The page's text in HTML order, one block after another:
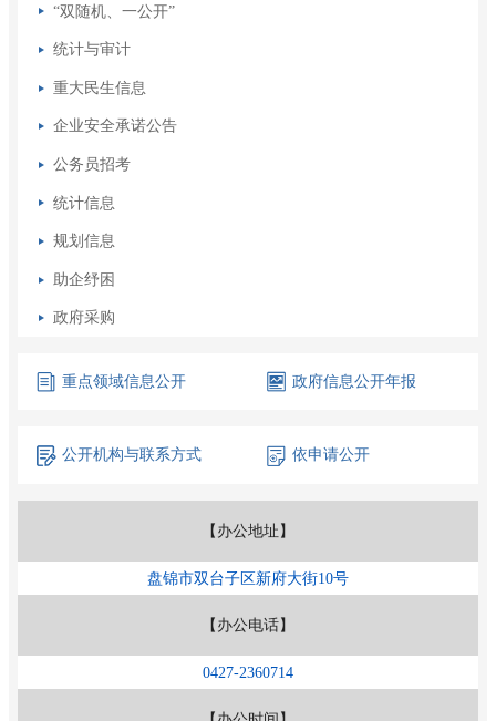
“双随机、一公开”
统计与审计
重大民生信息
企业安全承诺公告
公务员招考
统计信息
规划信息
助企纾困
政府采购
重点领域信息公开 政府信息公开年报
公开机构与联系方式 依申请公开
【办公地址】
盘锦市双台子区新府大街10号
【办公电话】
0427-2360714